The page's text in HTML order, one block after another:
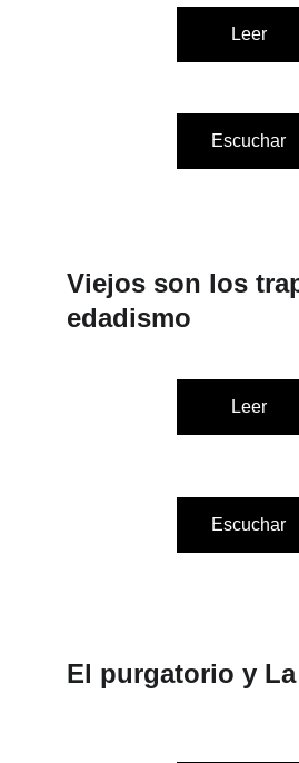
Escuchar
Leer
Viejos son los
edadismo
Leer
Escuchar
El purgatorio y